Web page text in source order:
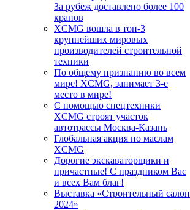
За рубеж доставлено более 100
кранов
XCMG вошла в топ-3
крупнейших мировых
производителей строительной
техники
По общему признанию во всем
мире! XCMG, занимает 3-е
место в мире!
С помощью спецтехники
XCMG строят участок
автотрассы Москва-Казань
Глобальная акция по маслам
XCMG
Дорогие экскаваторщики и
причастные! С праздником Вас
и всех Вам благ!
Выставка «Строительный салон
2024»